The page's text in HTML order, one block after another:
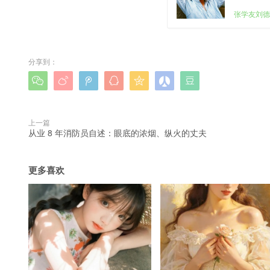
张学友刘
分享到：
      
上一篇
从业 8 年消防员自述：眼底的浓烟、纵火的丈夫
更多喜欢